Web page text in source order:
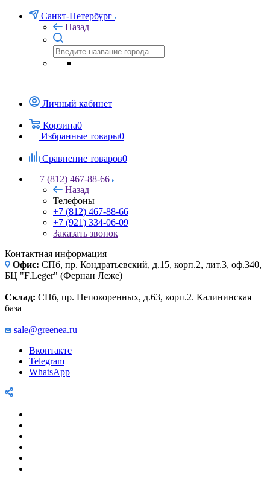
Санкт-Петербург
Назад
Личный кабинет
Корзина0
Избранные товары0
Сравнение товаров0
+7 (812) 467-88-66
Назад
Телефоны
+7 (812) 467-88-66
+7 (921) 334-06-09
Заказать звонок
Контактная информация
Офис: СПб, пр. Кондратьевский, д.15, корп.2, лит.3, оф.340,
БЦ "F.Leger" (Фернан Леже)
Склад: СПб, пр. Непокоренных, д.63, корп.2. Калининская
база
sale@greenea.ru
Вконтакте
Telegram
WhatsApp